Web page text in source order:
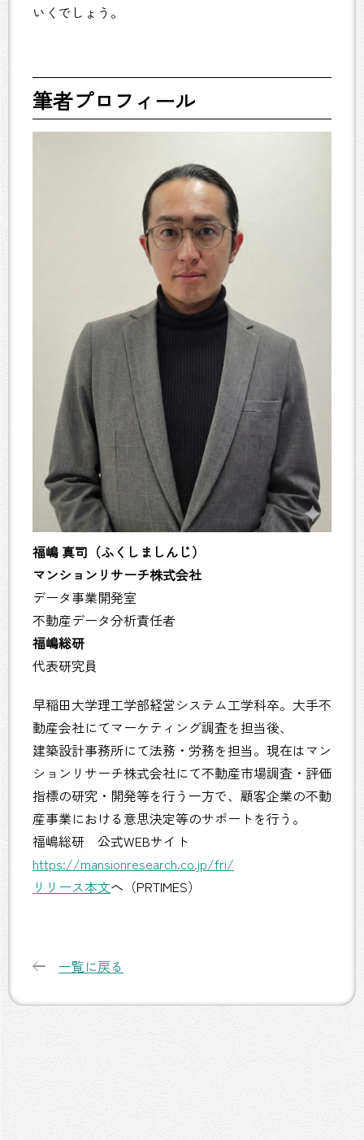
いくでしょう。
筆者プロフィール
福嶋 真司（ふくしましんじ）
マンションリサーチ株式会社
データ事業開発室
不動産データ分析責任者
福嶋総研
代表研究員
早稲田大学理工学部経営システム工学科卒。大手不
動産会社にてマーケティング調査を担当後、
建築設計事務所にて法務・労務を担当。現在はマン
ションリサーチ株式会社にて不動産市場調査・評価
指標の研究・開発等を行う一方で、顧客企業の不動
産事業における意思決定等のサポートを行う。
福嶋総研 公式WEBサイト
https://mansionresearch.co.jp/fri/
リリース本文へ（PRTIMES）
一覧に戻る